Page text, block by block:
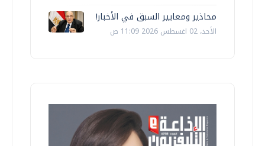
محاذير ومعايير السبق في الأخبار!
الأحد، 02 اغسطس 2026 11:09 ص